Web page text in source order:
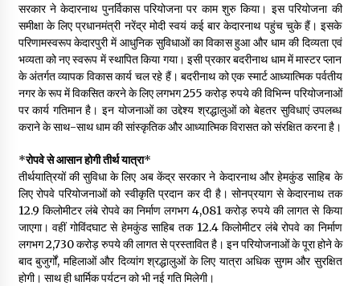
Thought Of The Day 11 May
May 11, 2022
Thought Of The Day 10 May
May 10, 2022
Thought Of The Day 9 May
May 9, 2022
सरकार ने केदारनाथ पुनर्विकास परियोजना पर काम शुरु किया। इस परियोजना की
समीक्षा के लिए प्रधानमंत्री नरेंद्र मोदी स्वयं कई बार केदारनाथ पहुंच चुके हैं। इसके
परिणामस्वरूप केदारपुरी में आधुनिक सुविधाओं का विकास हुआ और धाम की दिव्यता एवं
भव्यता को नए स्वरूप में स्थापित किया गया। इसी प्रकार बदरीनाथ धाम में मास्टर प्लान
के अंतर्गत व्यापक विकास कार्य चल रहे हैं। बदरीनाथ को एक स्मार्ट आध्यात्मिक पर्वतीय
नगर के रूप में विकसित करने के लिए लगभग 255 करोड़ रुपये की विभिन्न परियोजनाओं
पर कार्य गतिमान है। इन योजनाओं का उद्देश्य श्रद्धालुओं को बेहतर सुविधाएं उपलब्ध
कराने के साथ-साथ धाम की सांस्कृतिक और आध्यात्मिक विरासत को संरक्षित करना है।
*रोपवे से आसान होगी तीर्थ यात्रा*
तीर्थयात्रियों की सुविधा के लिए अब केंद्र सरकार ने केदारनाथ और हेमकुंड साहिब के
लिए रोपवे परियोजनाओं को स्वीकृति प्रदान कर दी है। सोनप्रयाग से केदारनाथ तक
12.9 किलोमीटर लंबे रोपवे का निर्माण लगभग 4,081 करोड़ रुपये की लागत से किया
जाएगा। वहीं गोविंदघाट से हेमकुंड साहिब तक 12.4 किलोमीटर लंबे रोपवे का निर्माण
लगभग 2,730 करोड़ रुपये की लागत से प्रस्तावित है। इन परियोजनाओं के पूरा होने के
बाद बुजुर्गों, महिलाओं और दिव्यांग श्रद्धालुओं के लिए यात्रा अधिक सुगम और सुरक्षित
होगी। साथ ही धार्मिक पर्यटन को भी नई गति मिलेगी।